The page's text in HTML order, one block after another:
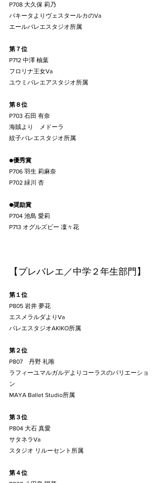
P708 大久保 莉乃
パキータよりヴェスタールカのVa
エールバレエスタジオ所属
第７位
P712 中澤 柚葉
フロリナ王女Va
ユウミバレエアスタジオ所属
第８位
P703 石田 有奈
海賊より　メドーラ
紋子バレエスタジオ所属
●優秀賞
P706 羽生 莉麻奈
P702 緑川 杏
●奨励賞
P704 池島 愛莉
P713 オグルズビー 凜々花
【プレバレエ／中学２年生部門】
第１位
P805 岩井 夢花
エスメラルダよりVa
バレエスタジオAKIKO所属
第２位
P807　丹野 礼唯
ラフィーユマルガルデよりコーラスのバリエーショ
ン
MAYA Ballet Studio所属
第３位
P804 大石 真愛
サタネラVa
スタジオ リルーセント所属
第４位